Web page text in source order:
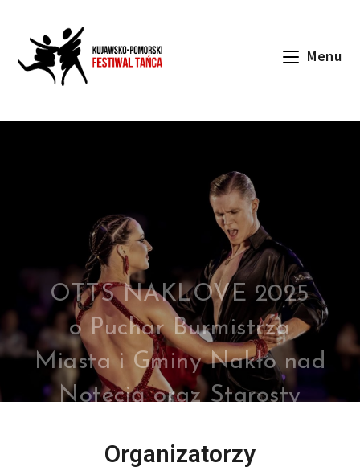
Menu
OTTS NAKLOVE 2025
o Puchar Burmistrza
Miasta i Gminy Nakło nad
Notecią oraz Starosty
Nakielskiego
Organizatorzy